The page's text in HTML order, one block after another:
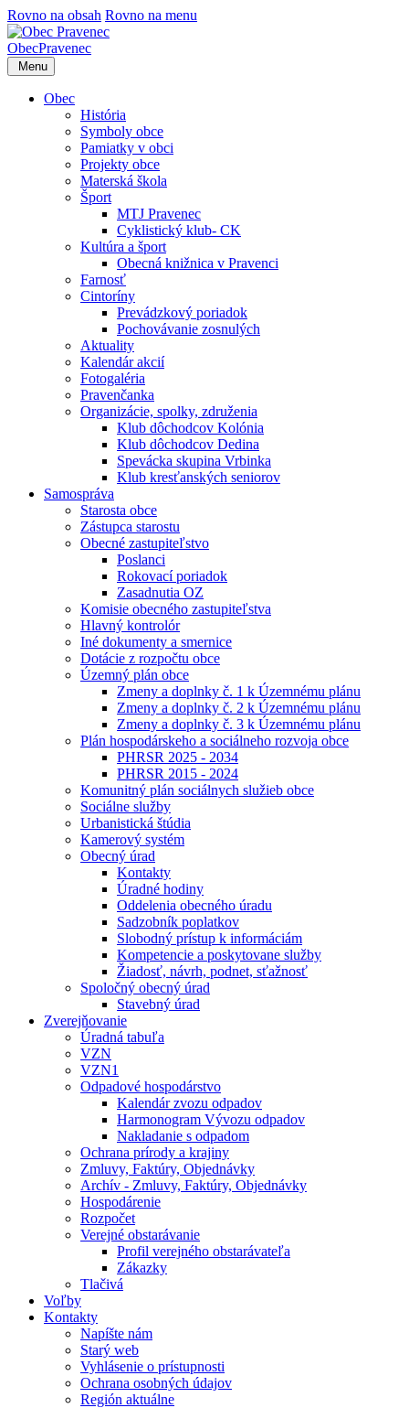
Rovno na obsah Rovno na menu
ObecPravenec
Menu
Obec
História
Symboly obce
Pamiatky v obci
Projekty obce
Materská škola
Šport
MTJ Pravenec
Cyklistický klub- CK
Kultúra a šport
Obecná knižnica v Pravenci
Farnosť
Cintoríny
Prevádzkový poriadok
Pochovávanie zosnulých
Aktuality
Kalendár akcií
Fotogaléria
Pravenčanka
Organizácie, spolky, združenia
Klub dôchodcov Kolónia
Klub dôchodcov Dedina
Spevácka skupina Vrbinka
Klub kresťanských seniorov
Samospráva
Starosta obce
Zástupca starostu
Obecné zastupiteľstvo
Poslanci
Rokovací poriadok
Zasadnutia OZ
Komisie obecného zastupiteľstva
Hlavný kontrolór
Iné dokumenty a smernice
Dotácie z rozpočtu obce
Územný plán obce
Zmeny a doplnky č. 1 k Územnému plánu
Zmeny a doplnky č. 2 k Územnému plánu
Zmeny a doplnky č. 3 k Územnému plánu
Plán hospodárskeho a sociálneho rozvoja obce
PHRSR 2025 - 2034
PHRSR 2015 - 2024
Komunitný plán sociálnych služieb obce
Sociálne služby
Urbanistická štúdia
Kamerový systém
Obecný úrad
Kontakty
Úradné hodiny
Oddelenia obecného úradu
Sadzobník poplatkov
Slobodný prístup k informáciám
Kompetencie a poskytovane služby
Žiadosť, návrh, podnet, sťažnosť
Spoločný obecný úrad
Stavebný úrad
Zverejňovanie
Úradná tabuľa
VZN
VZN1
Odpadové hospodárstvo
Kalendár zvozu odpadov
Harmonogram Vývozu odpadov
Nakladanie s odpadom
Ochrana prírody a krajiny
Zmluvy, Faktúry, Objednávky
Archív - Zmluvy, Faktúry, Objednávky
Hospodárenie
Rozpočet
Verejné obstarávanie
Profil verejného obstarávateľa
Zákazky
Tlačivá
Voľby
Kontakty
Napíšte nám
Starý web
Vyhlásenie o prístupnosti
Ochrana osobných údajov
Región aktuálne